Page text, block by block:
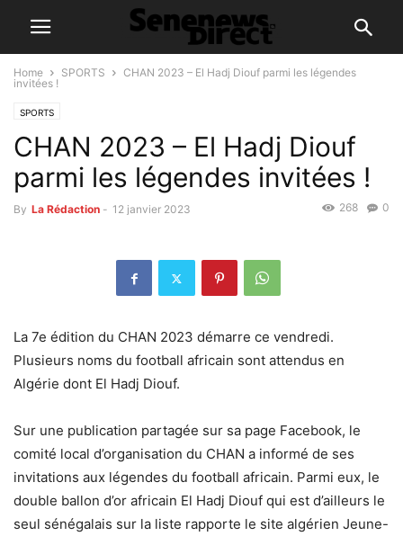
Home SPORTS
CHAN 2023 – El Hadj Diouf parmi les légendes
invitées !
SPORTS
CHAN 2023 – El Hadj Diouf
parmi les légendes invitées !
By La Rédaction - 12 janvier 2023 0
268
La 7e édition du CHAN 2023 démarre ce vendredi.
Plusieurs noms du football africain sont attendus en
Algérie dont El Hadj Diouf.
Sur une publication partagée sur sa page Facebook, le
comité local d’organisation du CHAN a informé de ses
invitations aux légendes du football africain. Parmi eux, le
double ballon d’or africain El Hadj Diouf qui est d’ailleurs le
seul sénégalais sur la liste rapporte le site algérien Jeune-